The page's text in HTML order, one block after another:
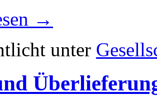
→
unter